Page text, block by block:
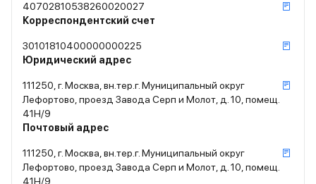
40702810538260020027
Корреспондентский счет
30101810400000000225
Юридический адрес
111250, г. Москва, вн.тер.г. Муниципальный округ
Лефортово, проезд Завода Серп и Молот, д. 10, помещ.
41Н/9
Почтовый адрес
111250, г. Москва, вн.тер.г. Муниципальный округ
Лефортово, проезд Завода Серп и Молот, д. 10, помещ.
41Н/9